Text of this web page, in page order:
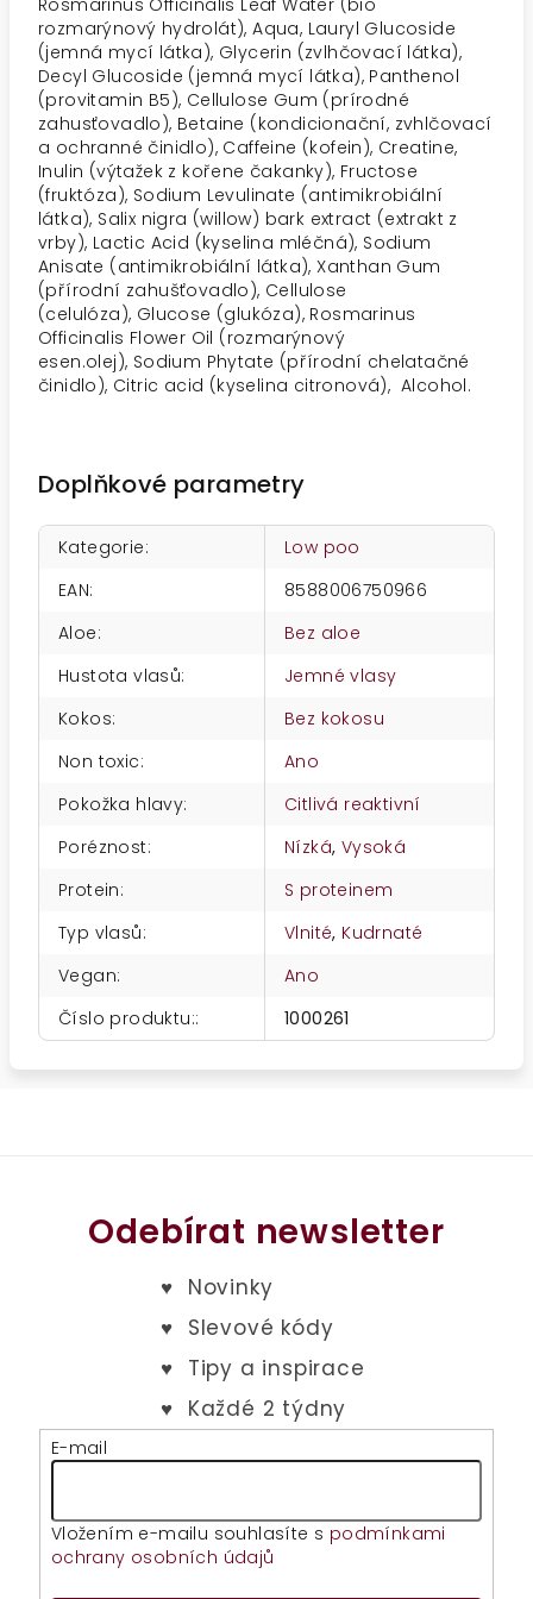
Rosmarinus Officinalis Leaf Water (bio
rozmarýnový hydrolát), Aqua, Lauryl Glucoside
(jemná mycí látka), Glycerin (zvlhčovací látka),
Decyl Glucoside (jemná mycí látka), Panthenol
(provitamin B5), Cellulose Gum (prírodné
zahusťovadlo), Betaine (kondicionační, zvhlčovací
a ochranné činidlo), Caffeine (kofein), Creatine,
Inulin (výtažek z kořene čakanky), Fructose
(fruktóza), Sodium Levulinate (antimikrobiální
látka), Salix nigra (willow) bark extract (extrakt z
vrby), Lactic Acid (kyselina mléčná), Sodium
Anisate (antimikrobiální látka), Xanthan Gum
(přírodní zahušťovadlo), Cellulose
(celulóza), Glucose (glukóza), Rosmarinus
Officinalis Flower Oil (rozmarýnový
esen.olej), Sodium Phytate (přírodní chelatačné
činidlo), Citric acid (kyselina citronová), Alcohol.
Doplňkové parametry
Kategorie:
Low poo
EAN:
8588006750966
Aloe:
Bez aloe
Hustota vlasů:
Jemné vlasy
Kokos:
Bez kokosu
Non toxic:
Ano
Pokožka hlavy:
Citlivá reaktivní
Poréznost: Nízká, Vysoká
Protein:
S proteinem
Typ vlasů: Vlnité, Kudrnaté
Vegan:
Ano
Číslo produktu:: 1000261
Odebírat newsletter
E-mail
Vložením e-mailu souhlasíte s podmínkami
ochrany osobních údajů